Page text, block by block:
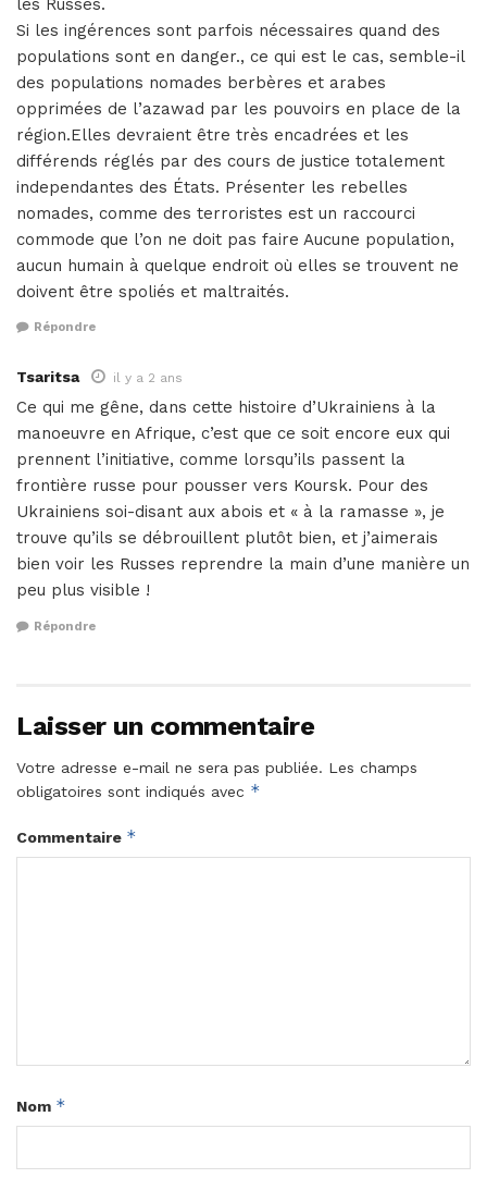
Si les ingérences sont parfois nécessaires quand des
populations sont en danger., ce qui est le cas, semble-il
des populations nomades berbères et arabes
opprimées de l’azawad par les pouvoirs en place de la
région.Elles devraient être très encadrées et les
différends réglés par des cours de justice totalement
independantes des États. Présenter les rebelles
nomades, comme des terroristes est un raccourci
commode que l’on ne doit pas faire Aucune population,
aucun humain à quelque endroit où elles se trouvent ne
doivent être spoliés et maltraités.
Répondre
Tsaritsa il y a 2 ans
Ce qui me gêne, dans cette histoire d’Ukrainiens à la
manoeuvre en Afrique, c’est que ce soit encore eux qui
prennent l’initiative, comme lorsqu’ils passent la
frontière russe pour pousser vers Koursk. Pour des
Ukrainiens soi-disant aux abois et « à la ramasse », je
trouve qu’ils se débrouillent plutôt bien, et j’aimerais
bien voir les Russes reprendre la main d’une manière un
peu plus visible !
Répondre
Laisser un commentaire
Votre adresse e-mail ne sera pas publiée. Les champs
obligatoires sont indiqués avec *
Commentaire *
Nom *